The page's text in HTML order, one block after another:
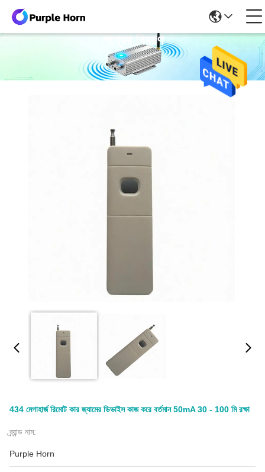
পণ্যের বিবরণ
434 মেগাহার্জ রিমোট কার জ্যামের ডিভাইস কাজ করে বর্তমান 50mA 30 - 100 মি রক্ষা
ব্র্যান্ড নাম:
Purple Horn